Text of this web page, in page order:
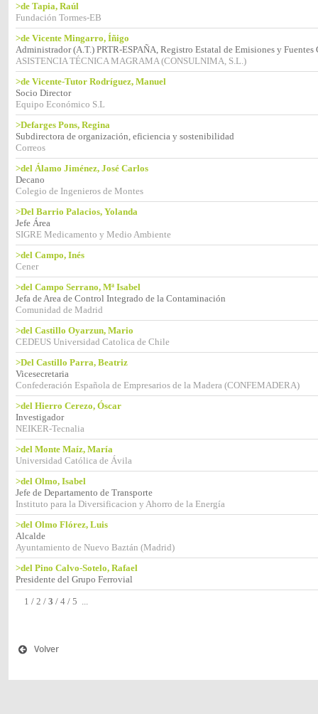
>de Tapia, Raúl
Fundación Tormes-EB
>de Vicente Mingarro, Íñigo
Administrador (A.T.) PRTR-ESPAÑA, Registro Estatal de Emisiones y Fuentes
ASISTENCIA TÉCNICA MAGRAMA (CONSULNIMA, S.L.)
>de Vicente-Tutor Rodríguez, Manuel
Socio Director
Equipo Económico S.L
>Defarges Pons, Regina
Subdirectora de organización, eficiencia y sostenibilidad
Correos
>del Álamo Jiménez, José Carlos
Decano
Colegio de Ingenieros de Montes
>Del Barrio Palacios, Yolanda
Jefe Área
SIGRE Medicamento y Medio Ambiente
>del Campo, Inés
Cener
>del Campo Serrano, Mª Isabel
Jefa de Area de Control Integrado de la Contaminación
Comunidad de Madrid
>del Castillo Oyarzun, Mario
CEDEUS Universidad Catolica de Chile
>Del Castillo Parra, Beatriz
Vicesecretaria
Confederación Española de Empresarios de la Madera (CONFEMADERA)
>del Hierro Cerezo, Óscar
Investigador
NEIKER-Tecnalia
>del Monte Maíz, María
Universidad Católica de Ávila
>del Olmo, Isabel
Jefe de Departamento de Transporte
Instituto para la Diversificacion y Ahorro de la Energía
>del Olmo Flórez, Luis
Alcalde
Ayuntamiento de Nuevo Baztán (Madrid)
>del Pino Calvo-Sotelo, Rafael
Presidente del Grupo Ferrovial
1 / 2 / 3 / 4 / 5 ...
Volver